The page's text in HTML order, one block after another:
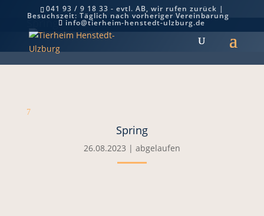
041 93 / 9 18 33 - evtl. AB, wir rufen zurück |
Besuchszeit: Täglich nach vorheriger Vereinbarung
info@tierheim-henstedt-ulzburg.de
Spring
7
Spring
26.08.2023 | abgelaufen